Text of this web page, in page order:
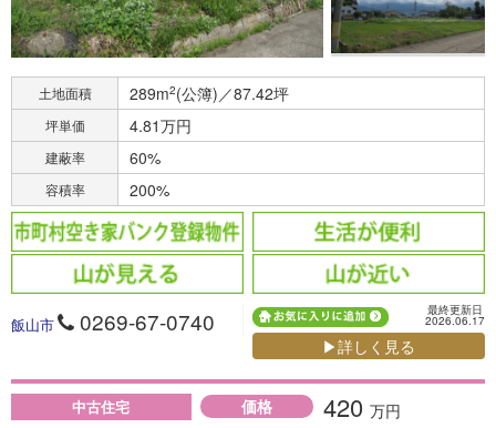
土地面積 289m2(公簿)／87.42坪
坪単価 4.81万円
建蔽率 60%
容積率 200%
飯山市 0269-67-0740 最終更新日
2026.06.17
▶詳しく見る
中古住宅 価格 420 万円